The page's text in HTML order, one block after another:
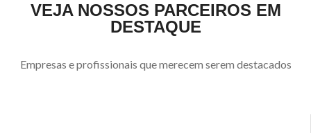
VEJA NOSSOS PARCEIROS EM
DESTAQUE
Empresas e profissionais que merecem serem destacados